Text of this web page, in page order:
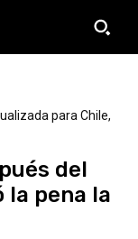
para Chile,
del
la pena la